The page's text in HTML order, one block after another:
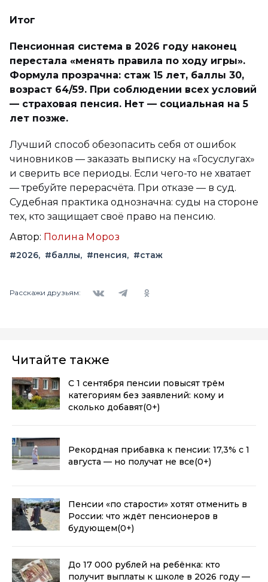
Итог
Пенсионная система в 2026 году наконец
перестала «менять правила по ходу игры».
Формула прозрачна: стаж 15 лет, баллы 30,
возраст 64/59. При соблюдении всех условий
— страховая пенсия. Нет — социальная на 5
лет позже.
Лучший способ обезопасить себя от ошибок
чиновников — заказать выписку на «Госуслугах»
и сверить все периоды. Если чего-то не хватает
— требуйте перерасчёта. При отказе — в суд.
Судебная практика однозначна: суды на стороне
тех, кто защищает своё право на пенсию.
Автор: Полина Мороз
#2026 #баллы #пенсия #стаж
Расскажи друзьям:
Читайте также
С 1 сентября пенсии повысят трём
категориям без заявлений: кому и
сколько добавят(0+)
Рекордная прибавка к пенсии: 17,3% с 1
августа — но получат не все(0+)
Пенсии «по старости» хотят отменить в
России: что ждёт пенсионеров в
будующем(0+)
До 17 000 рублей на ребёнка: кто
получит выплаты к школе в 2026 году —